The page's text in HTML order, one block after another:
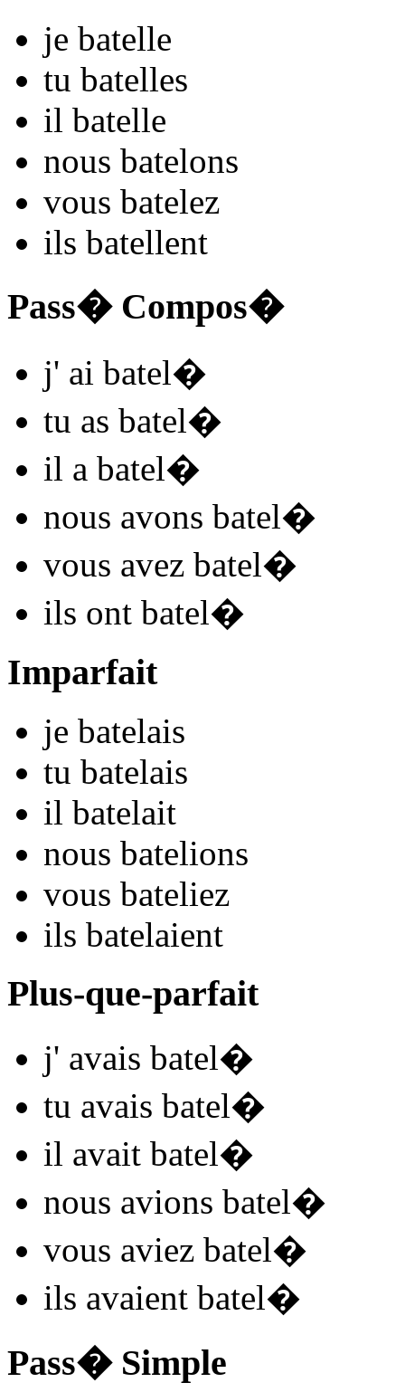
je batelle
tu batelles
il batelle
nous batelons
vous batelez
ils batellent
Pass� Compos�
j' ai batel�
tu as batel�
il a batel�
nous avons batel�
vous avez batel�
ils ont batel�
Imparfait
je batelais
tu batelais
il batelait
nous batelions
vous bateliez
ils batelaient
Plus-que-parfait
j' avais batel�
tu avais batel�
il avait batel�
nous avions batel�
vous aviez batel�
ils avaient batel�
Pass� Simple